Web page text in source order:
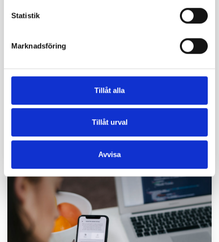
Statistik
Marknadsföring
Tillåt alla
Tillåt urval
Avvisa
Intervju, Kundcase
Wx3 moderniserar
tandläkarkliniken
Danakliniken är en specialisttandvård som
är belägen i Mörby Centrum. Kliniken är
har varit på besök. Där träffade vi Erica…